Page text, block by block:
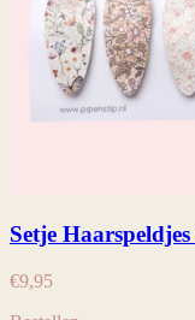
Setje
€9,95